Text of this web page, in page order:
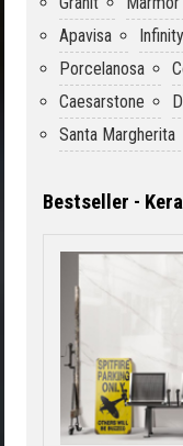
Apavisa
Infinity
Porcelanosa
Caesarstone
Santa Margherita
Bestseller -